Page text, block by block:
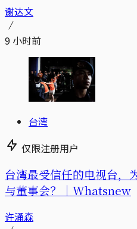
谢达文
9 小时前
台湾
仅限注册用户
台湾最受信任的电视台，
与董事会？｜Whatsnew
许涌森